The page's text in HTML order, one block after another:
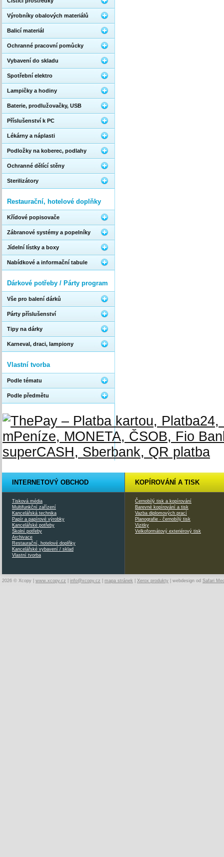
Výrobníky obalových materiálů
Balicí materiál
Ochranné pracovní pomůcky
Vybavení do skladu
Spotřební elektro
Lampičky a hodiny
Baterie, prodlužovačky, USB
Příslušenství k PC
Lékárny a náplasti
Podložky na koberec, podlahy
Ochranné dělící stěny
Sterilizátory
Restaurační, hotelové doplňky
Křídové popisovače
Zábranové systémy a popelníky
Jídelní lístky a boxy
Nabídkové a informační tabule
Dárkové potřeby / Párty program
Vše pro balení dárků
Párty příslušenství
Tipy na dárky
Karneval, draci, lampiony
Vlastní tvorba
Podle tématu
Podle předmětu
INTERNETOVÝ OBCHOD
Tisková média
Multifunkční zařízení
Kancelářská technika
Papír a papírové výrobky
Kancelářské potřeby
Školní potřeby
Archivace
Restaurační, hotelové doplňky
Kancelářské vybavení / sklad
Vlastní tvorba
KOPÍROVÁNÍ A TISK
Černobílý tisk a kopírování
Barevné kopírování a tisk
Vazba diplomových prací
Planografie - černobílý tisk
Vizitky
Velkoformátový exteriérový tisk
2026 © Xcopy | www.xcopy.cz info@xcopy.cz mapa stránek Xerox produkty | webdesign od Safari